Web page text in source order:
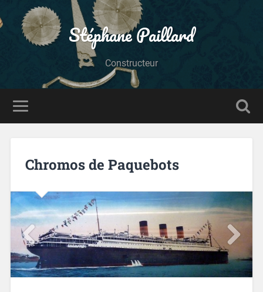
Stéphane Paillard
Constructeur
Chromos de Paquebots